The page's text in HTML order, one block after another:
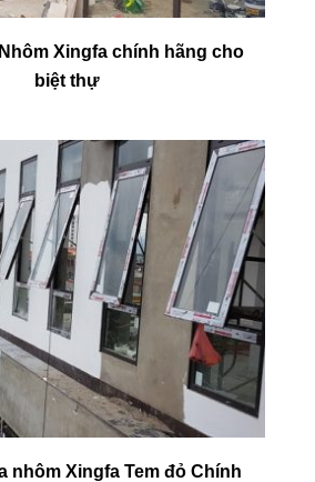
Xingfa chính hãng cho
biệt thự
nhôm Xingfa Tem đỏ Chính